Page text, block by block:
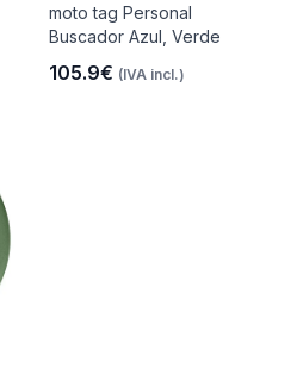
moto tag Personal
Buscador Azul, Verde
105.9€ (IVA incl.)